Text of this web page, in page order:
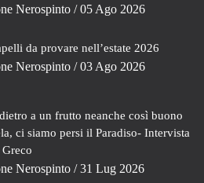
Nerospinto / 05 Ago 2026
da provare nell’estate 2026
Nerospinto / 03 Ago 2026
a un frutto neanche così buono
ci siamo persi il Paradiso- Intervista
Nerospinto / 31 Lug 2026